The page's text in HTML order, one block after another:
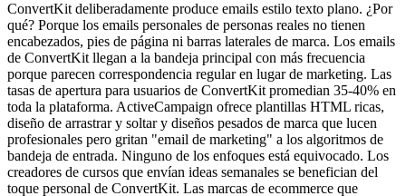
ConvertKit deliberadamente produce emails estilo texto plano. ¿Por
qué? Porque los emails personales de personas reales no tienen
encabezados, pies de página ni barras laterales de marca. Los emails
de ConvertKit llegan a la bandeja principal con más frecuencia
porque parecen correspondencia regular en lugar de marketing. Las
tasas de apertura para usuarios de ConvertKit promedian 35-40% en
toda la plataforma. ActiveCampaign ofrece plantillas HTML ricas,
diseño de arrastrar y soltar y diseños pesados de marca que lucen
profesionales pero gritan "email de marketing" a los algoritmos de
bandeja de entrada. Ninguno de los enfoques está equivocado. Los
creadores de cursos que envían ideas semanales se benefician del
toque personal de ConvertKit. Las marcas de ecommerce que